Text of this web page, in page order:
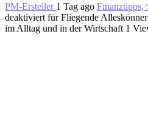
PM-Ersteller 1 Tag ago Finanztipps,
deaktiviert für Fliegende
im Alltag und in der Wirtschaft 1